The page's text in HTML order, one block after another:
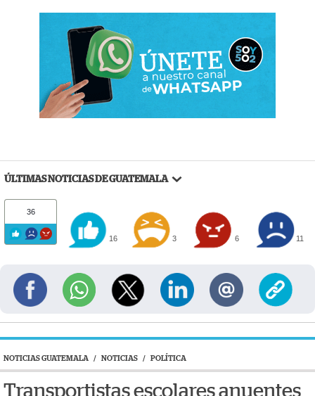
ÚLTIMAS NOTICIAS DE GUATEMALA
36
16 3 6 11
NOTICIAS GUATEMALA / NOTICIAS / POLÍTICA
Transportistas escolares anuentes